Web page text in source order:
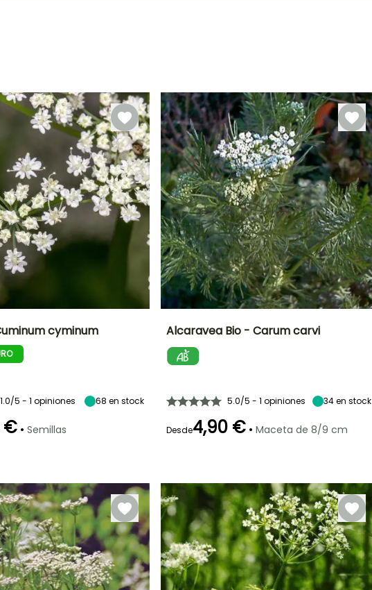
cubierto,
Siembra bajo
cubierta
calefactada
cyminum
1.0/5 - 1 opiniones 68 en stock
€ • Semillas
Dificultad de
cultivo
Mejor periodo de
Alcaravea Bio - Carum carvi
5.0/5 - 1 opiniones 34en stock
Desde4,90 € • Maceta de 8/9 cm